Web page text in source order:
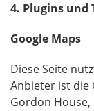
4. Plugins und
Google Maps
Diese Seite
Anbieter ist die
Gordon